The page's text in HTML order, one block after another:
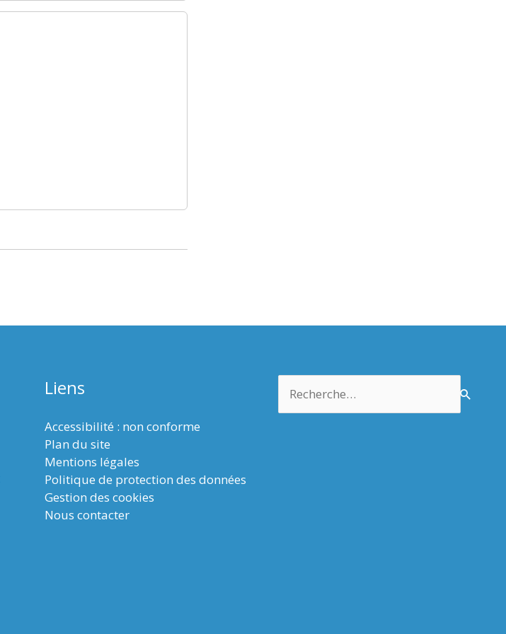
Liens
Accessibilité : non conforme
Plan du site
Mentions légales
Politique de protection des données
Gestion des cookies
Nous contacter